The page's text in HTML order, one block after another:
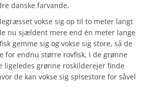
danske farvande.
vokse sig op til to meter langt
nu sjældent mere end én meter lange
gemme sig og vokse sig store, så de
for endnu større rovfisk, I de grønne
ligeledes grønne roskilderejer finde
de kan vokse sig spisestore for såvel